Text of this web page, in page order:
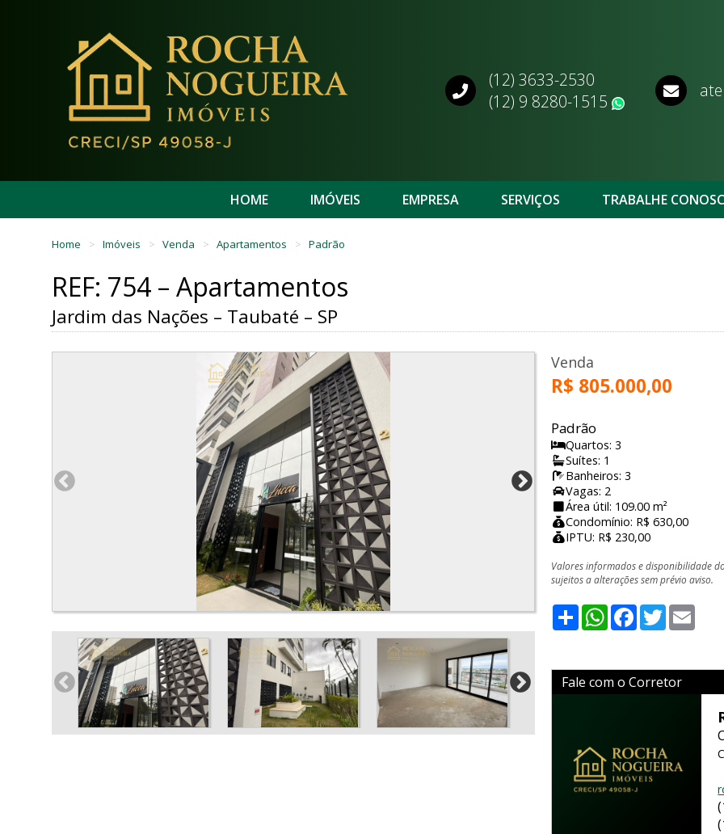
(12) 3633-2530
(12) 9 8280-1515
WhatsApp
HOME IMÓVEIS EMPRESA SERVIÇOS TRABALHE
Home Imóveis Venda Apartamentos Padrão
REF: 754 – Apartamentos
Jardim das Nações – Taubaté – SP
Venda
R$ 805.000,00
Padrão
Quartos: 3
Suítes: 1
Banheiros: 3
Vagas: 2
Área útil: 109.00 m²
Condomínio: R$ 630,00
IPTU: R$ 230,00
Valores informados e disponibilidade
sujeitos a alterações sem prévio aviso.
ShareWhatsApp
Facebook
Twitter
Fale com o Corretor